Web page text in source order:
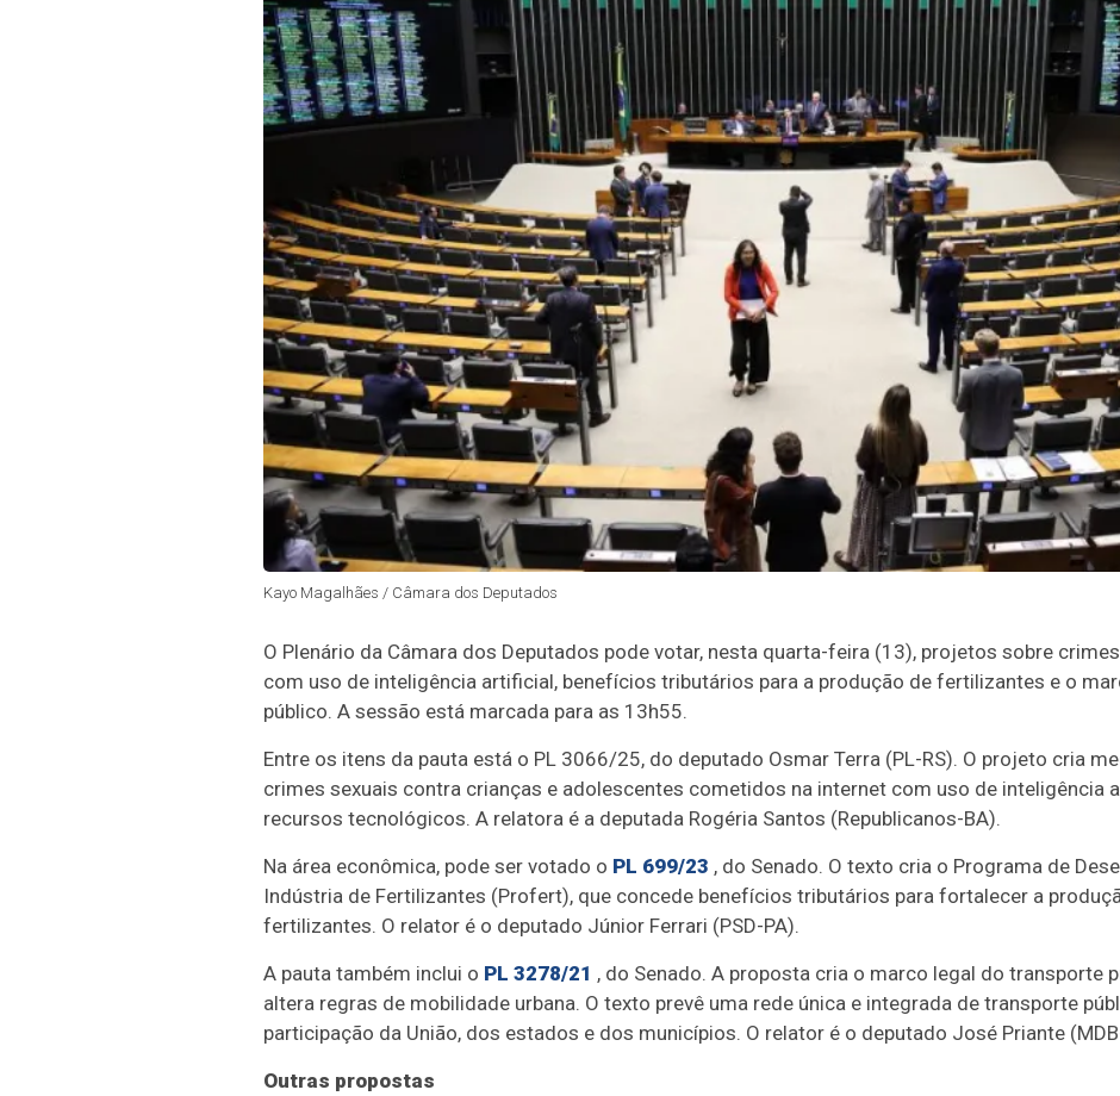
Kayo Magalhães / Câmara dos Deputados
O Plenário da Câmara dos Deputados pode votar, nesta quarta-feira (13), projetos sobre
com uso de inteligência artificial, benefícios tributários para a produção de fertilizantes e o
público. A sessão está marcada para as 13h55.
Entre os itens da pauta está o PL 3066/25, do deputado Osmar Terra (PL-RS). O projeto cria
crimes sexuais contra crianças e adolescentes cometidos na internet com uso de inteligência
recursos tecnológicos. A relatora é a deputada Rogéria Santos (Republicanos-BA).
Na área econômica, pode ser votado o PL 699/23 , do Senado. O texto cria o Programa de
Indústria de Fertilizantes (Profert), que concede benefícios tributários para fortalecer a
fertilizantes. O relator é o deputado Júnior Ferrari (PSD-PA).
A pauta também inclui o PL 3278/21 , do Senado. A proposta cria o marco legal do transporte
altera regras de mobilidade urbana. O texto prevê uma rede única e integrada de transporte
participação da União, dos estados e dos municípios. O relator é o deputado José Priante
Outras propostas